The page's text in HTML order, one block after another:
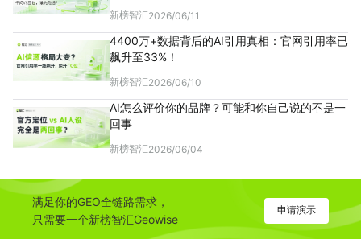
新榜智汇2026/06/11
4400万+数据背后的AI引用真相：官网引用率已
飙升至33%！
新榜智汇2026/06/10
AI怎么评价你的品牌？可能和你自己说的不是一
回事
新榜智汇2026/06/04
满足你的GEO全链路需求，
只需要一个新榜智汇Geowise
申请演示